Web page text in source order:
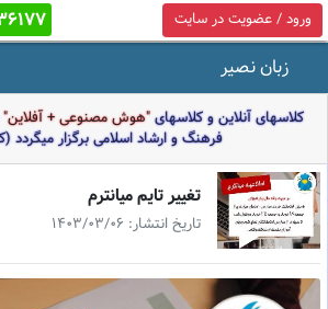
ورود / عضویت در سایت
زبان نصیر
کلاسهای آنلاین و کلاسهای"هوش مصنوعی + آفلاین"
فرهنگ و ارشاد اسلامی برگزار میگردد
تغيير تايم ميانترم
تاریخ انتشار: 1403/03/06